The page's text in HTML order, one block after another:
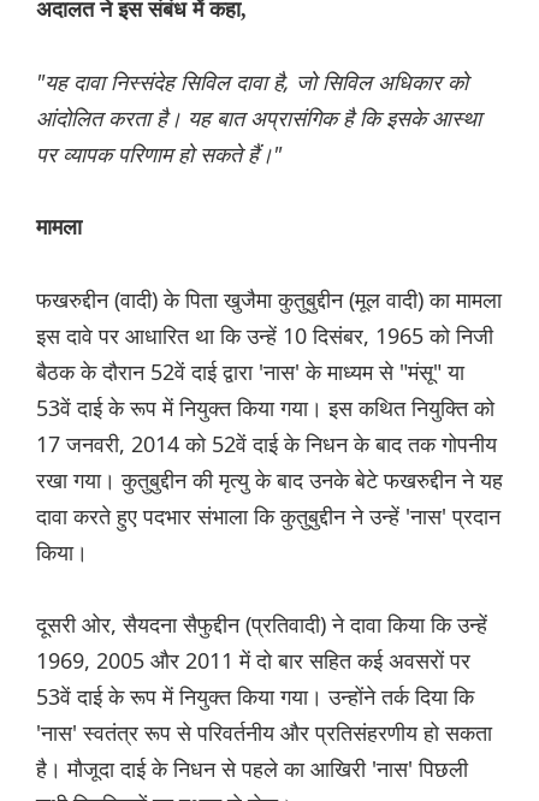
अदालत ने इस संबंध में कहा,
"यह दावा निस्संदेह सिविल दावा है, जो सिविल अधिकार को
आंदोलित करता है। यह बात अप्रासंगिक है कि इसके आस्था
पर व्यापक परिणाम हो सकते हैं।"
मामला
फखरुद्दीन (वादी) के पिता खुजैमा कुतुबुद्दीन (मूल वादी) का मामला
इस दावे पर आधारित था कि उन्हें 10 दिसंबर, 1965 को निजी
बैठक के दौरान 52वें दाई द्वारा 'नास' के माध्यम से "मंसू" या
53वें दाई के रूप में नियुक्त किया गया। इस कथित नियुक्ति को
17 जनवरी, 2014 को 52वें दाई के निधन के बाद तक गोपनीय
रखा गया। कुतुबुद्दीन की मृत्यु के बाद उनके बेटे फखरुद्दीन ने यह
दावा करते हुए पदभार संभाला कि कुतुबुद्दीन ने उन्हें 'नास' प्रदान
किया।
दूसरी ओर, सैयदना सैफुद्दीन (प्रतिवादी) ने दावा किया कि उन्हें
1969, 2005 और 2011 में दो बार सहित कई अवसरों पर
53वें दाई के रूप में नियुक्त किया गया। उन्होंने तर्क दिया कि
'नास' स्वतंत्र रूप से परिवर्तनीय और प्रतिसंहरणीय हो सकता
है। मौजूदा दाई के निधन से पहले का आखिरी 'नास' पिछली